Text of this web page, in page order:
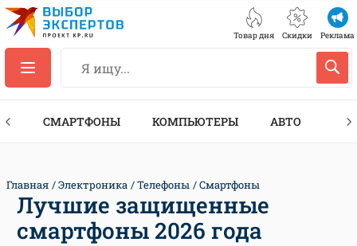
Товар дня Скидки Реклама
СМАРТФОНЫ КОМПЬЮТЕРЫ АВТО
Главная Электроника Телефоны Смартфоны
Лучшие защищенные
смартфоны 2026 года